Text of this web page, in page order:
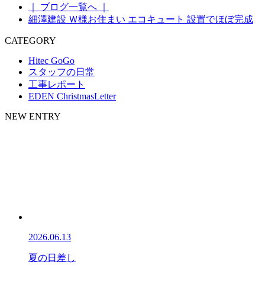
｜ ブログ一覧へ ｜
細澤建設 Ｗ様お住まい エコキュート 設置でほぼ完成
CATEGORY
Hitec GoGo
スタッフの日常
工事レポート
EDEN ChristmasLetter
NEW ENTRY
2026.06.13
夏の日差し